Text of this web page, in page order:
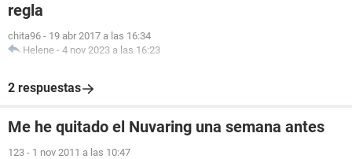
regla
chita96 - 19 abr 2017 a las 16:34
Helene - 4 nov 2023 a las 16:23
2 respuestas
Me he quitado el Nuvaring una semana antes
123 - 1 nov 2011 a las 10:47